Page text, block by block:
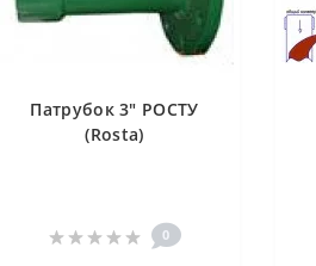
Патрубок 3" РОСТУ
(Rosta)
0